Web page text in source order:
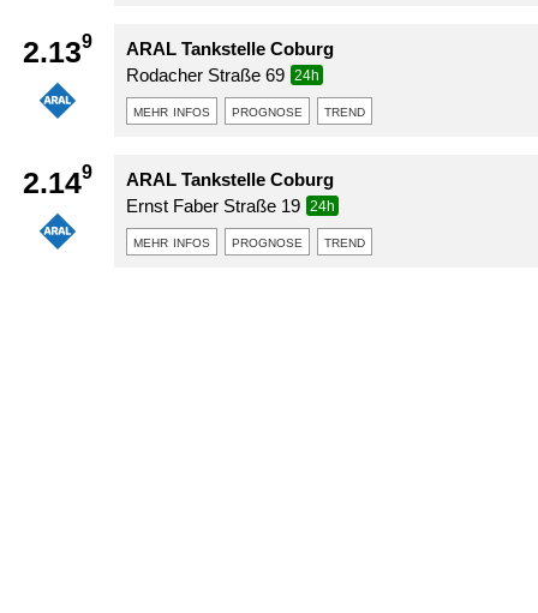
2.139
ARAL Tankstelle Coburg
Rodacher Straße 69
24h
mehr infos prognose trend
2.149
ARAL Tankstelle Coburg
Ernst Faber Straße 19
24h
mehr infos prognose trend